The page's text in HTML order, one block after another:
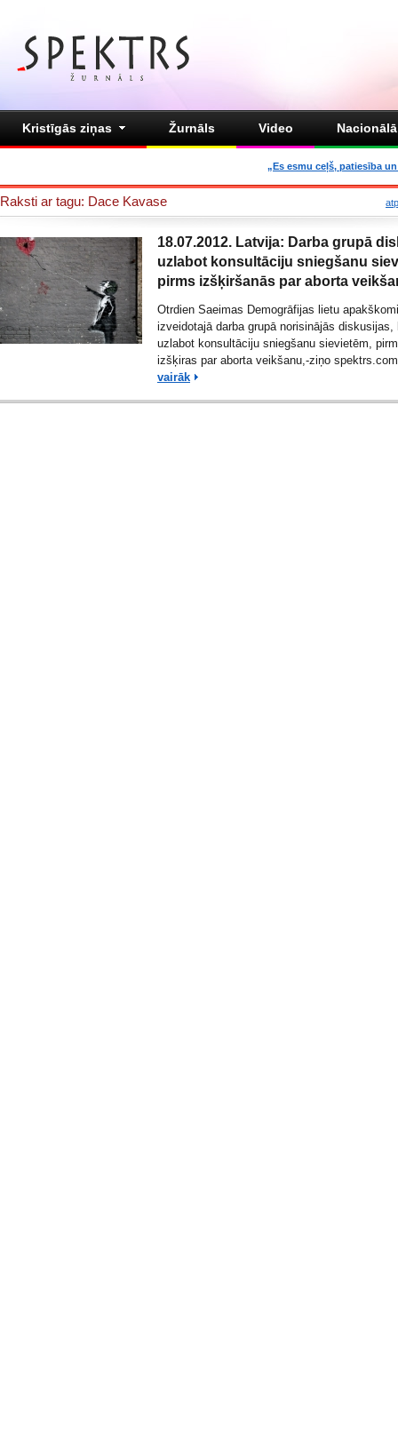
Kristīgās ziņas Žurnāls Video
„Es esmu ceļš, patiesība
Raksti ar tagu: Dace Kavase
18.07.2012. Latvija: Darba grupā
uzlabot konsultāciju sniegšanu
pirms izšķiršanās par aborta
Otrdien Saeimas Demogrāfijas lietu
izveidotajā darba grupā norisinājās diskusijas,
uzlabot konsultāciju sniegšanu sievietēm,
izšķiras par aborta veikšanu,-ziņo
vairāk